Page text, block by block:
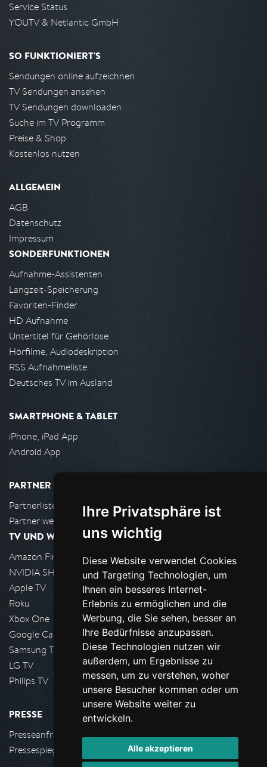
Ihre Privatsphäre ist
uns wichtig
Diese Website verwendet Cookies
und Targeting Technologien, um
Ihnen ein besseres Internet-
Erlebnis zu ermöglichen und die
Werbung, die Sie sehen, besser an
Ihre Bedürfnisse anzupassen.
Diese Technologien nutzen wir
außerdem, um Ergebnisse zu
messen, um zu verstehen, woher
unsere Besucher kommen oder um
unsere Website weiter zu
entwickeln.
Alle akzeptieren
Service Status
YOUTV & Netlantic GmbH
SO FUNKTIONIERT'S
Sendungen online aufzeichnen
TV Sendungen ansehen
TV Sendungen downloaden
Suche im TV Programm
Preise & Shop
Kostenlos nutzen
ALLGEMEIN
AGB
Datenschutz
Impressum
SONDERFUNKTIONEN
Aufnahme-Assistenten
Langzeit-Speicherung
Favoriten-Finder
HD Aufnahme
Untertitel für Gehörlose
Hörfilme, Audiodeskription
RSS Aufnahmeliste
Deutsches TV im Ausland
SMARTPHONE & TABLET
iPhone, iPad App
Android App
PARTNER
Partnerliste
Partner werden
TV UND WOHNZIMMER
Amazon FireTV
NVIDIA SHIELD, Google TV
Apple TV
Roku
Xbox One
Google Cast
Samsung TV
LG TV
Philips TV
PRESSE
Presseanfrage stellen
Pressespiegel